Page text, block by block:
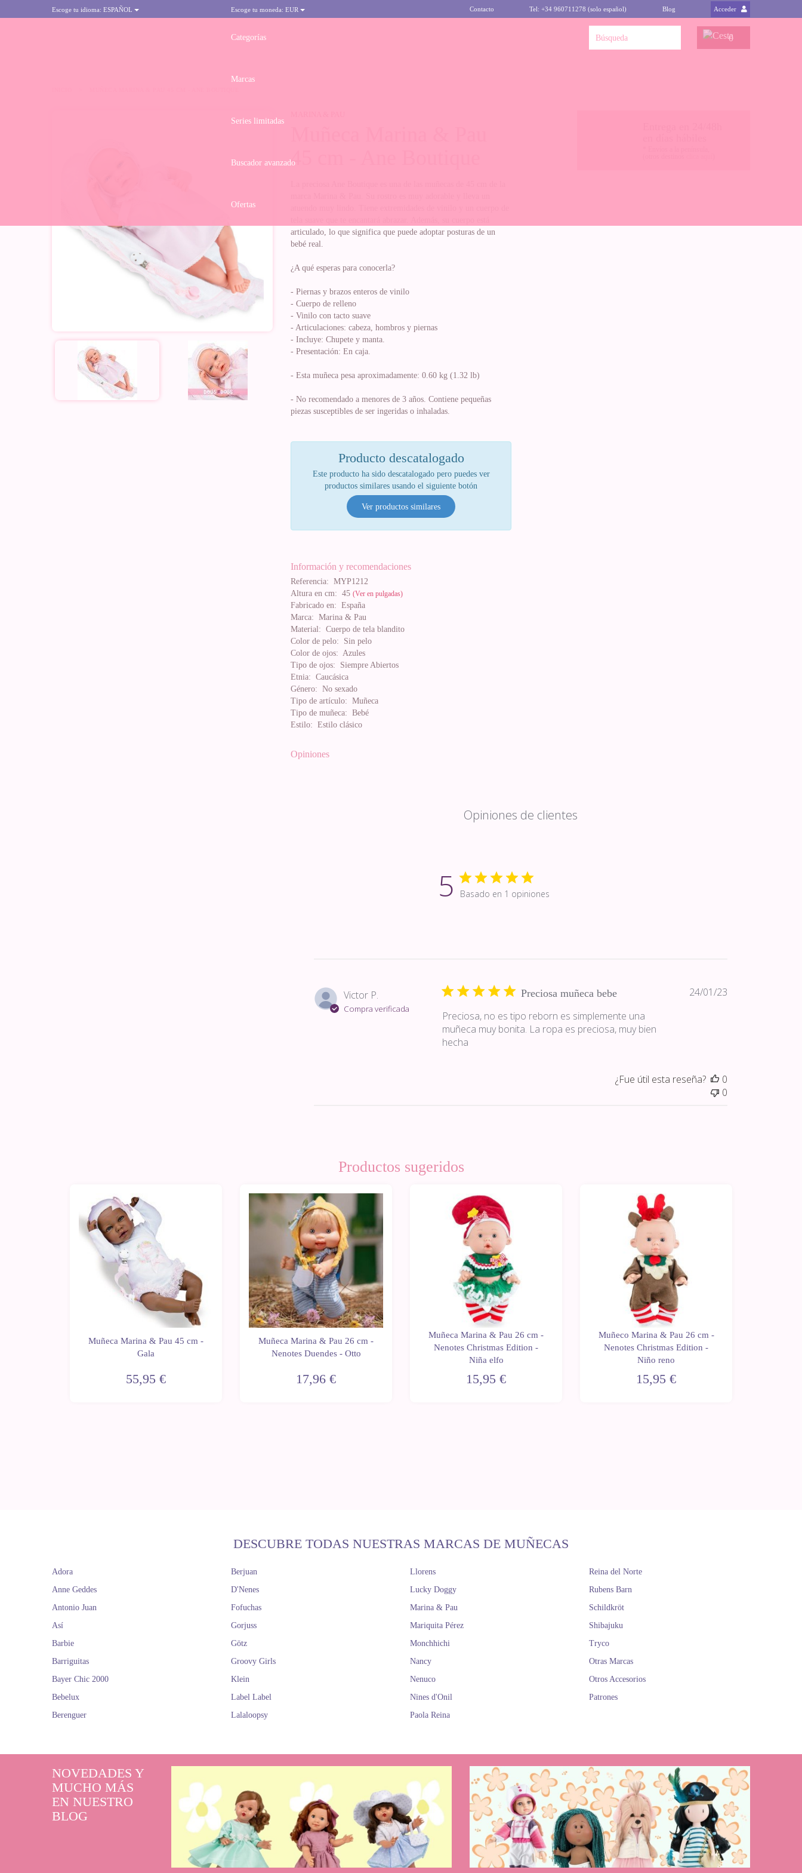
Escoge tu idioma: ESPAÑOL Escoge tu moneda: EUR Contacto Tel: +34 960711278 (solo español) Blog Acceder
Categorías
Marcas
Series limitadas
Buscador avanzado
Ofertas
0
45 cm - Ane Boutique
articulado, lo que significa que puede adoptar posturas de un
bebé real.
¿A qué esperas para conocerla?
- Piernas y brazos enteros de vinilo
- Cuerpo de relleno
- Vinilo con tacto suave
- Articulaciones: cabeza, hombros y piernas
- Incluye: Chupete y manta.
- Presentación: En caja.
- Esta muñeca pesa aproximadamente: 0.60 kg (1.32 lb)
- No recomendado a menores de 3 años. Contiene pequeñas
piezas susceptibles de ser ingeridas o inhaladas.
Producto descatalogado
Este producto ha sido descatalogado pero puedes ver
productos similares usando el siguiente botón
Ver productos similares
Información y recomendaciones
Referencia: MYP1212
Altura en cm: 45 (Ver en pulgadas)
Fabricado en: España
Marca: Marina & Pau
Material: Cuerpo de tela blandito
Color de pelo: Sin pelo
Color de ojos: Azules
Tipo de ojos: Siempre Abiertos
Etnia: Caucásica
Género: No sexado
Tipo de artículo: Muñeca
Tipo de muñeca: Bebé
Estilo: Estilo clásico
Opiniones
Opiniones de clientes
5 Basado en 1 opiniones
Victor P.
Compra verificada
Preciosa muñeca bebe
Preciosa, no es tipo reborn es simplemente una
muñeca muy bonita. La ropa es preciosa, muy bien
hecha
Fecha
24/01/23
¿Fue útil esta reseña?
0
0
Productos sugeridos
Muñeca Marina & Pau 45 cm -
Gala
55,95 €
Muñeca Marina & Pau 26 cm -
Nenotes Duendes - Otto
17,96 €
Muñeca Marina & Pau 26 cm -
Nenotes Christmas Edition -
Niña elfo
15,95 €
Muñeco Marina & Pau 26 cm -
Nenotes Christmas Edition -
Niño reno
15,95 €
DESCUBRE TODAS NUESTRAS MARCAS DE MUÑECAS
Adora
Anne Geddes
Antonio Juan
Así
Barbie
Barriguitas
Bayer Chic 2000
Bebelux
Berenguer
Berjuan
D'Nenes
Fofuchas
Gorjuss
Götz
Groovy Girls
Klein
Label Label
Lalaloopsy
Llorens
Lucky Doggy
Marina & Pau
Mariquita Pérez
Monchhichi
Nancy
Nenuco
Nines d'Onil
Paola Reina
Reina del Norte
Rubens Barn
Schildkröt
Shibajuku
Tryco
Otras Marcas
Otros Accesorios
Patrones
NOVEDADES Y
MUCHO MÁS
EN NUESTRO
BLOG